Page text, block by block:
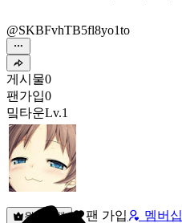
@SKBFvhTB5fl8yo1to
게시물0
팬가입0
밐타운Lv.1
원픽선택 팬 가입 멤버십